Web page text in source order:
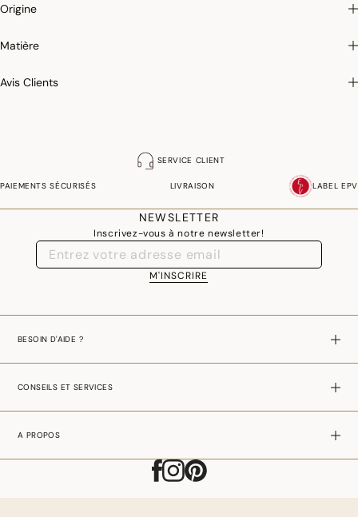
Origine
Matière
Avis Clients
SERVICE CLIENT
PAIEMENTS SÉCURISÉS LIVRAISON LABEL EPV
NEWSLETTER
Inscrivez-vous à notre newsletter!
M'INSCRIRE
BESOIN D'AIDE ?
CONSEILS ET SERVICES
A PROPOS